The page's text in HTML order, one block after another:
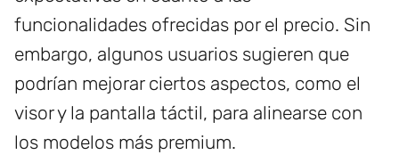
funcionalidades ofrecidas por el precio. Sin
embargo, algunos usuarios sugieren que
podrían mejorar ciertos aspectos, como el
visor y la pantalla táctil, para alinearse con
los modelos más premium.